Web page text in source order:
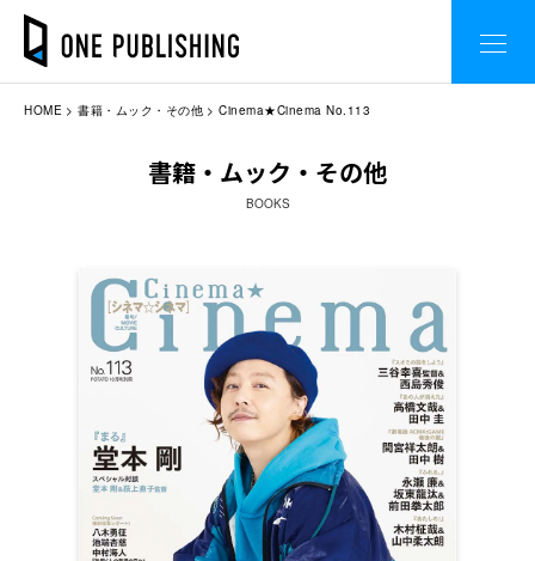
HOME 書籍・ムック・その他 Cinema★Cinema No.113
書籍・ムック・その他
BOOKS